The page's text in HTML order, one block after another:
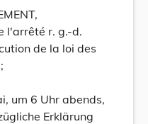
l'arrêté r. g.-d.
de la loi des
um 6 Uhr abends,
Erklärung